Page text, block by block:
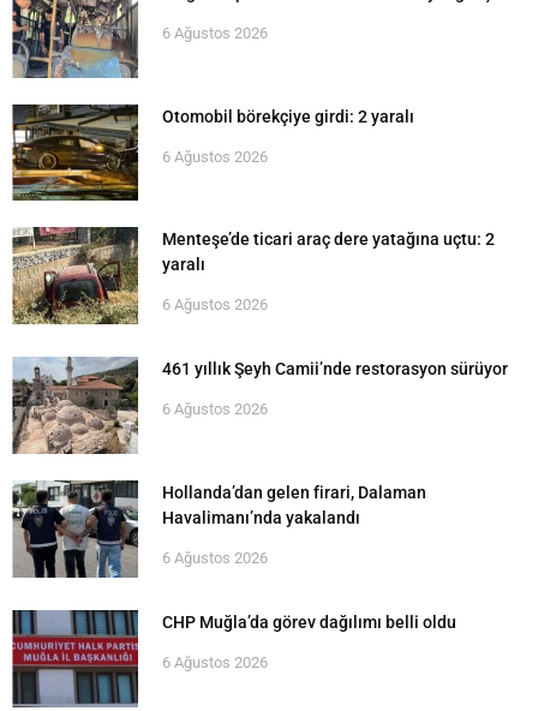
6 Ağustos 2026
Otomobil börekçiye girdi: 2 yaralı
6 Ağustos 2026
Menteşe’de ticari araç dere yatağına uçtu: 2
yaralı
6 Ağustos 2026
461 yıllık Şeyh Camii’nde restorasyon sürüyor
6 Ağustos 2026
Hollanda’dan gelen firari, Dalaman
Havalimanı’nda yakalandı
6 Ağustos 2026
CHP Muğla’da görev dağılımı belli oldu
6 Ağustos 2026